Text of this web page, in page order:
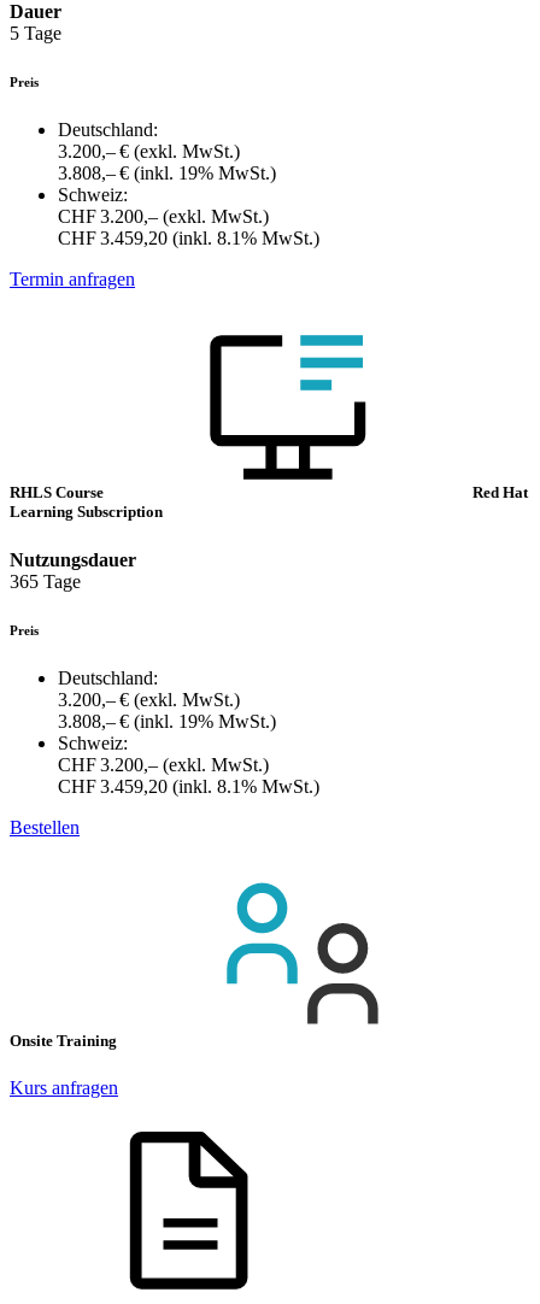
Dauer
5 Tage
Preis
Deutschland:
3.200,– € (exkl. MwSt.)
3.808,– € (inkl. 19% MwSt.)
Schweiz:
CHF 3.200,– (exkl. MwSt.)
CHF 3.459,20 (inkl. 8.1% MwSt.)
Termin anfragen
RHLS Course
Red Hat
Learning Subscription
Nutzungsdauer
365 Tage
Preis
Deutschland:
3.200,– € (exkl. MwSt.)
3.808,– € (inkl. 19% MwSt.)
Schweiz:
CHF 3.200,– (exkl. MwSt.)
CHF 3.459,20 (inkl. 8.1% MwSt.)
Bestellen
Onsite Training
Kurs anfragen